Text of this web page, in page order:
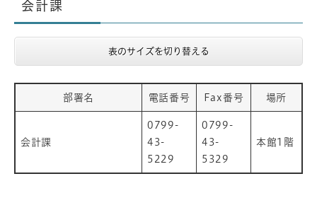
会計課
表のサイズを切り替える
部署名 電話番号 Fax番号 場所
会計課
0799-
43-
5229
0799-
43-
5329
本館1階